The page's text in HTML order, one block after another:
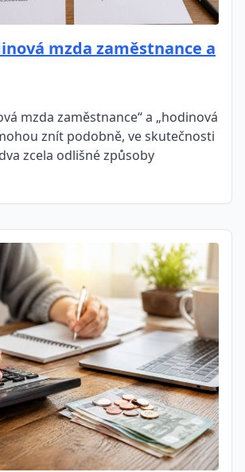
mzda zaměstnance a
mzda zaměstnance“ a „hodinová
znít podobně, ve skutečnosti
zcela odlišné způsoby